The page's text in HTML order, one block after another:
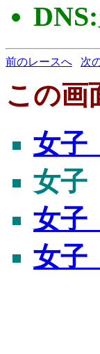
前のレースへ 次
この画
女子
女子
女子
女子